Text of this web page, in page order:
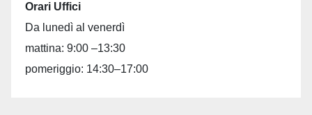
Orari Uffici
Da lunedì al venerdì
mattina: 9:00 –13:30
pomeriggio: 14:30–17:00